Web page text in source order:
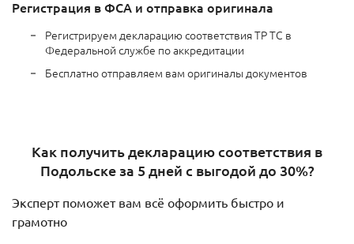
Регистрация в ФСА и отправка оригинала
Регистрируем декларацию соответствия ТР ТС в
Федеральной службе по аккредитации
Бесплатно отправляем вам оригиналы документов
Как получить декларацию соответствия в
Подольске за 5 дней с выгодой до 30%?
Эксперт поможет вам всё оформить быстро и
грамотно